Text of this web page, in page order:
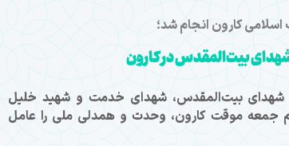
اسلامی کارون انجام شد؛
بیت‌المقدس در کارون
شهدای بیت‌المقدس، شهدای خدمت و شهید خلیل
جمعه موقت کارون، وحدت و همدلی ملی را عامل